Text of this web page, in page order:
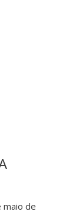
maio de